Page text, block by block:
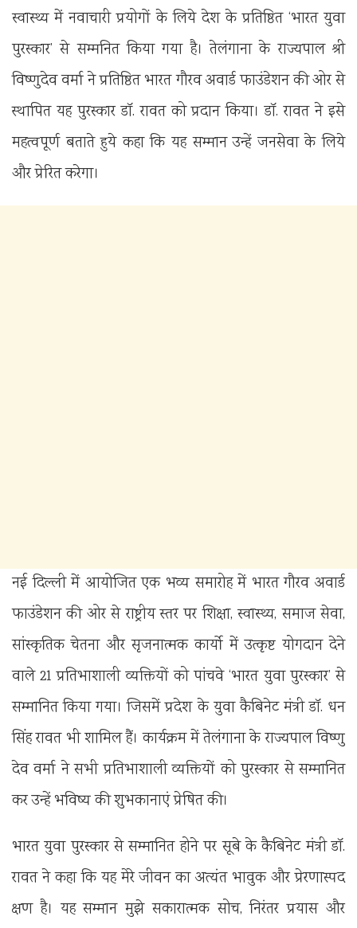
स्वास्थ्य में नवाचारी प्रयोगों के लिये देश के प्रतिष्ठित ‘भारत युवा
पुरस्कार’ से सम्मनित किया गया है। तेलंगाना के राज्यपाल श्री
विष्णुदेव वर्मा ने प्रतिष्ठित भारत गौरव अवार्ड फाउंडेशन की ओर से
स्थापित यह पुरस्कार डॉ. रावत को प्रदान किया। डॉ. रावत ने इसे
महत्वपूर्ण बताते हुये कहा कि यह सम्मान उन्हें जनसेवा के लिये
और प्रेरित करेगा।
नई दिल्ली में आयोजित एक भव्य समारोह में भारत गौरव अवार्ड
फाउंडेशन की ओर से राष्ट्रीय स्तर पर शिक्षा, स्वास्थ्य, समाज सेवा,
सांस्कृतिक चेतना और सृजनात्मक कार्यो में उत्कृष्ट योगदान देने
वाले 21 प्रतिभाशाली व्यक्तियों को पांचवे ‘भारत युवा पुरस्कार’ से
सम्मानित किया गया। जिसमें प्रदेश के युवा कैबिनेट मंत्री डॉ. धन
सिंह रावत भी शामिल हैं। कार्यक्रम में तेलंगाना के राज्यपाल विष्णु
देव वर्मा ने सभी प्रतिभाशाली व्यक्तियों को पुरस्कार से सम्मानित
कर उन्हें भविष्य की शुभकानाएं प्रेषित की।
भारत युवा पुरस्कार से सम्मानित होने पर सूबे के कैबिनेट मंत्री डॉ.
रावत ने कहा कि यह मेरे जीवन का अत्यंत भावुक और प्रेरणास्पद
क्षण है। यह सम्मान मुझे सकारात्मक सोच, निरंतर प्रयास और